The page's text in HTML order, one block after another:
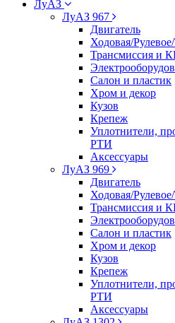
ЛуАЗ
ЛуАЗ 967
Двигатель
Ходовая/
Трансмиссия и
Салон и пластик
Хром и декор
Кузов
Крепеж
Уплотнители,
РТИ
Аксессуары
ЛуАЗ 969
Двигатель
Ходовая/
Трансмиссия и
Салон и пластик
Хром и декор
Кузов
Крепеж
Уплотнители,
РТИ
Аксессуары